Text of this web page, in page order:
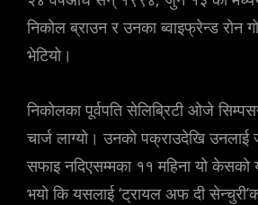
निकोल ब्राउन र उनका ब्वाइफ्रेन्ड रोन
भेटियो।
निकोलका पूर्वपति सेलिब्रिटी ओजे
चार्ज लाग्यो। उनको पक्राउदेखि
सफाइ नदिएसम्मका ११ महिना यो केसको
भयो कि यसलाई ‘ट्रायल अफ दी